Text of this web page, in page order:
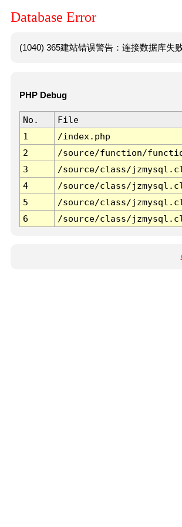
Database Error
(1040) 365建站错误警告：连接数据库失
PHP Debug
No. File
1
/index.php
2
/source/function/
3
/source/class/
4
/source/class/
5
/source/class/
6
/source/class/